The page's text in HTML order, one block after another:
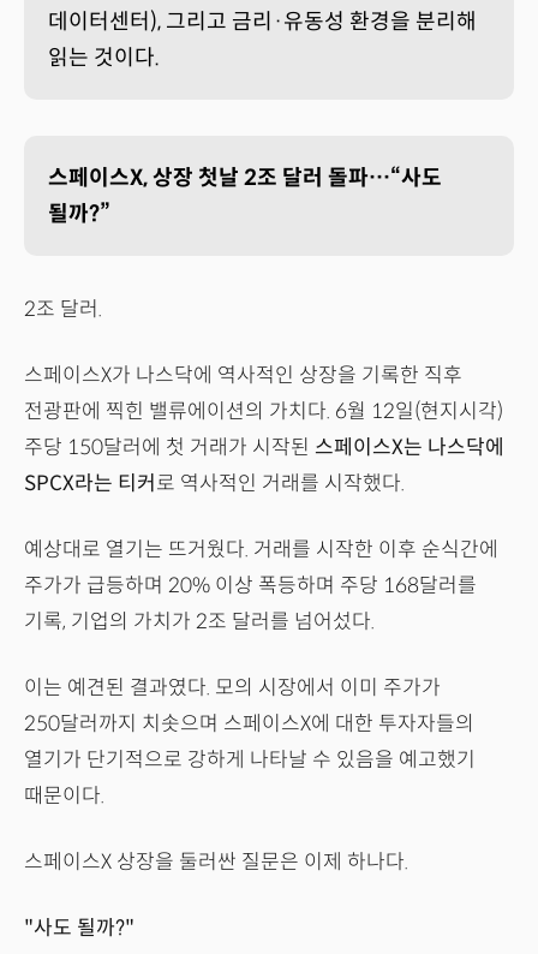
데이터센터), 그리고 금리·유동성 환경을 분리해
읽는 것이다.
스페이스X, 상장 첫날 2조 달러 돌파…“사도
될까?”
2조 달러.
스페이스X가 나스닥에 역사적인 상장을 기록한 직후
전광판에 찍힌 밸류에이션의 가치다. 6월 12일(현지시각)
주당 150달러에 첫 거래가 시작된 스페이스X는 나스닥에
SPCX라는 티커 로 역사적인 거래를 시작했다.
예상대로 열기는 뜨거웠다. 거래를 시작한 이후 순식간에
주가가 급등하며 20% 이상 폭등하며 주당 168달러를
기록, 기업의 가치가 2조 달러를 넘어섰다.
이는 예견된 결과였다. 모의 시장에서 이미 주가가
250달러까지 치솟으며 스페이스X에 대한 투자자들의
열기가 단기적으로 강하게 나타날 수 있음을 예고했기
때문이다.
스페이스X 상장을 둘러싼 질문은 이제 하나다.
"사도 될까?"